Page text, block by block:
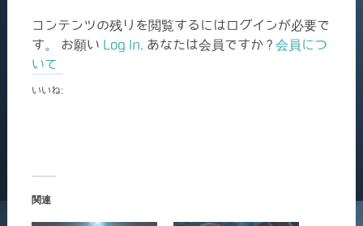
コンテンツの残りを閲覧するにはログインが必要で
す。 お願い Log In . あなたは会員ですか ? 会員につ
いて
いいね:
関連